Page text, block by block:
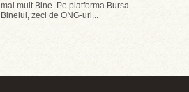
mai mult Bine. Pe platforma Bursa
Binelui, zeci de ONG-uri...